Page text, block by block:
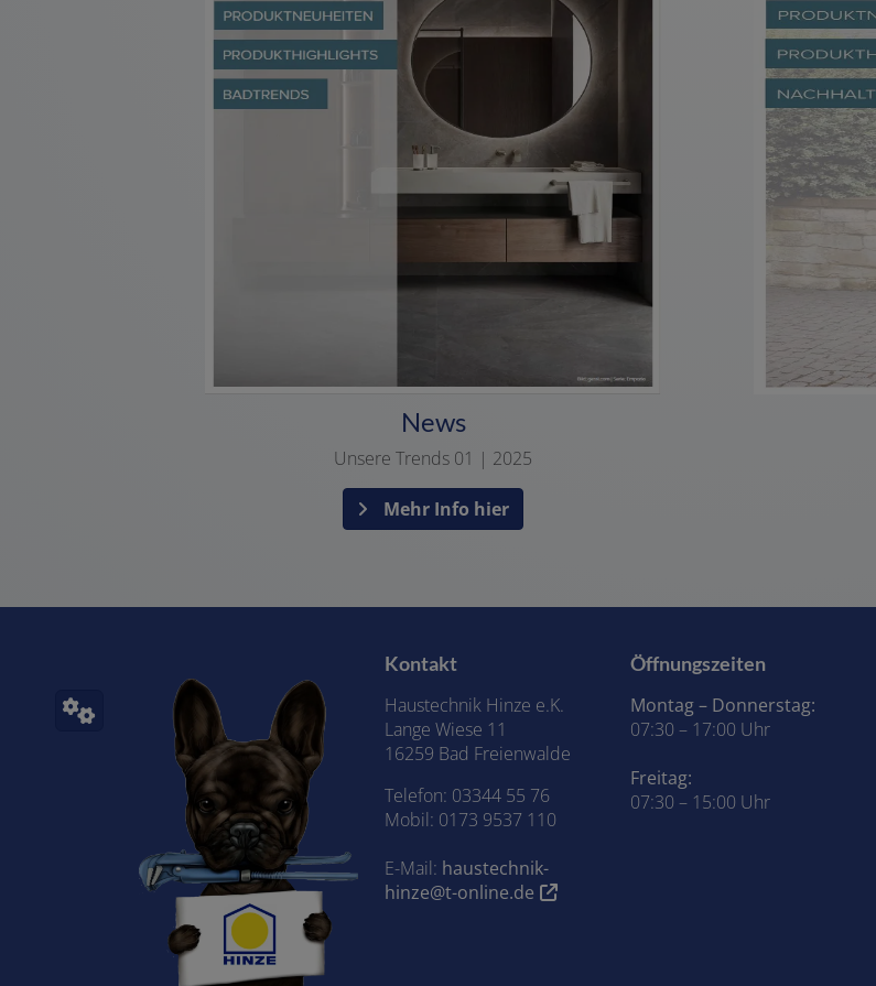
News
Unsere Trends 01 | 2025
Mehr Info hier
Kontakt
Haustechnik Hinze e.K.
Lange Wiese 11
16259 Bad Freienwalde
Telefon: 03344 55 76
Mobil: 0173 9537 110
E-Mail: haustechnik-
hinze@t-online.de
Öffnungszeiten
Montag – Donnerstag:
07:30 – 17:00 Uhr
Freitag:
07:30 – 15:00 Uhr